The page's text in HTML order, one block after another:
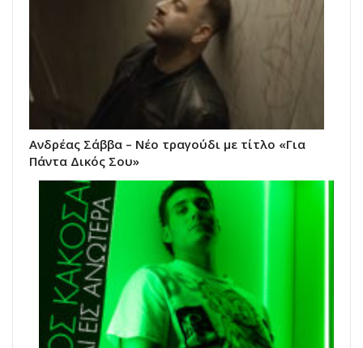
Ανδρέας Σάββα – Νέο τραγούδι με τίτλο «Για
Πάντα Δικός Σου»